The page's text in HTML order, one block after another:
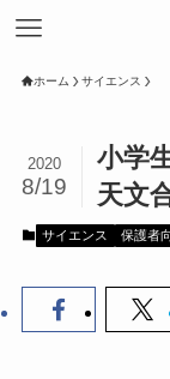
ホーム サイエンス
小学
天文
2020
8/19
サイエンス 保護者